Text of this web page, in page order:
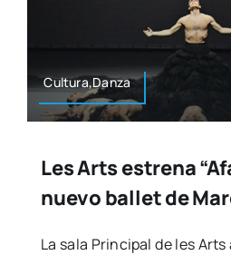
Cultura,Danza
Les Arts estrena
nuevo ballet de
La sala Prin­ci­pal de les